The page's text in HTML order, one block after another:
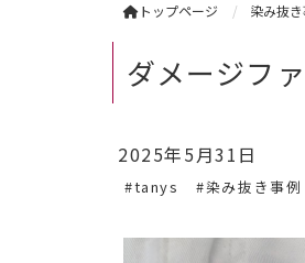
トップページ 染み抜
ダメージフ
2025年5月31日
#tanys #染み抜き事例